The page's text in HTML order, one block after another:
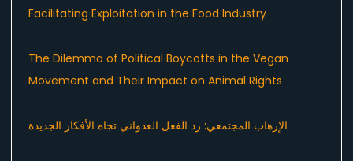
Facilitating Exploitation in the Food Industry
The Dilemma of Political Boycotts in the Vegan
Movement and Their Impact on Animal Rights
الإرهاب المجتمعي: رد الفعل العدواني تجاه الأفكار الجديدة